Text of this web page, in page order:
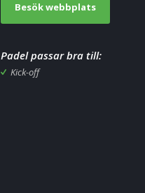
Besök webbplats
Padel passar bra till:
Kick-off